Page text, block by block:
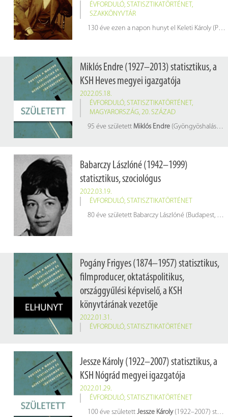
ÉVFORDULÓ, STATISZTIKATÖRTÉNET,
SZAKKÖNYVTÁR
130 éve ezen a napon hunyt el Keleti Károly (Pozsony, 1833. július 18. – Budapest, 1892. május 30.) a hazai hivatalos statisztikai szolgálat, a Központi Statisztikai Hivatal és egyúttal könyvtárunk "atyja" és alapítója.
Miklós Endre (1927–2013) statisztikus, a
KSH Heves megyei igazgatója
2022.05.18.
ÉVFORDULÓ, STATISZTIKATÖRTÉNET,
MAGYARORSZÁG, 20. SZÁZAD
95 éve született Miklós Endre(Gyöngyöshalász, 1927. május 18. – Eger, 2013. december 15.) statisztikus, a KSH Heves megyei igazgatója
Babarczy Lászlóné (1942–1999)
statisztikus, szociológus
2022.03.19.
ÉVFORDULÓ, STATISZTIKATÖRTÉNET
80 éve született Babarczy Lászlóné (Budapest, 1942. március 19. – Budapest, 1999. augusztus 31.) statisztikus, szociológus
Pogány Frigyes (1874–1957) statisztikus,
filmproducer, oktatáspolitikus,
országgyűlési képviselő, a KSH
könyvtárának vezetője
2022.01.31.
ÉVFORDULÓ, STATISZTIKATÖRTÉNET
Jessze Károly (1922–2007) statisztikus, a
KSH Nógrád megyei igazgatója
2022.01.29.
ÉVFORDULÓ, STATISZTIKATÖRTÉNET
100 éve született Jessze Károly(1922–2007) statisztikus, a KSH Nógrád megyei igazgatója